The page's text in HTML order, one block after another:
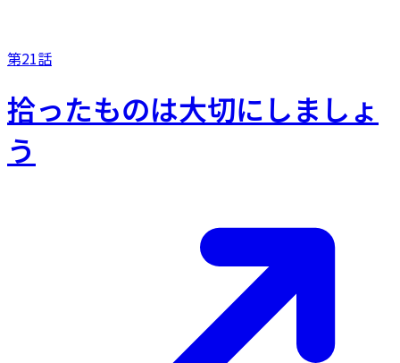
第21話
拾ったものは大切にしましょ
う